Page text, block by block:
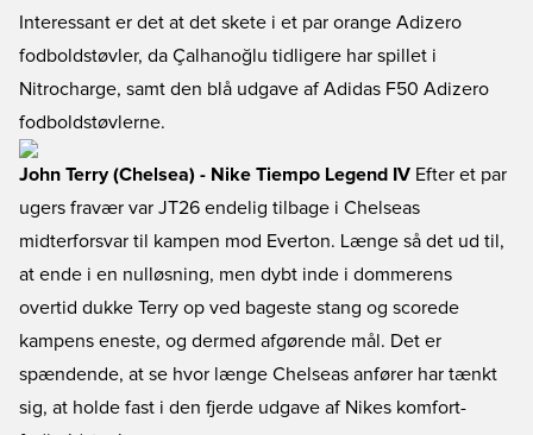
Interessant er det at det skete i et par orange Adizero
fodboldstøvler, da Çalhanoğlu tidligere har spillet i
Nitrocharge, samt den blå udgave af Adidas F50 Adizero
fodboldstøvlerne.
John Terry (Chelsea) - Nike Tiempo Legend IV Efter et par
ugers fravær var JT26 endelig tilbage i Chelseas
midterforsvar til kampen mod Everton. Længe så det ud til,
at ende i en nulløsning, men dybt inde i dommerens
overtid dukke Terry op ved bageste stang og scorede
kampens eneste, og dermed afgørende mål. Det er
spændende, at se hvor længe Chelseas anfører har tænkt
sig, at holde fast i den fjerde udgave af Nikes komfort-